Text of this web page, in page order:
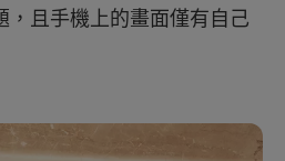
，且手機上的畫面僅有自己